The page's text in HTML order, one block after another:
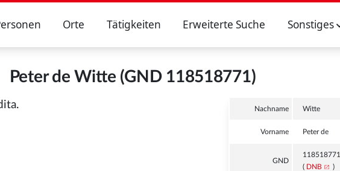
Orte Tätigkeiten Erweiterte Suche Sonstiges
Peter de Witte (GND 118518771)
Nachname Witte
Vorname Peter de
GND
118518771
( DNB )